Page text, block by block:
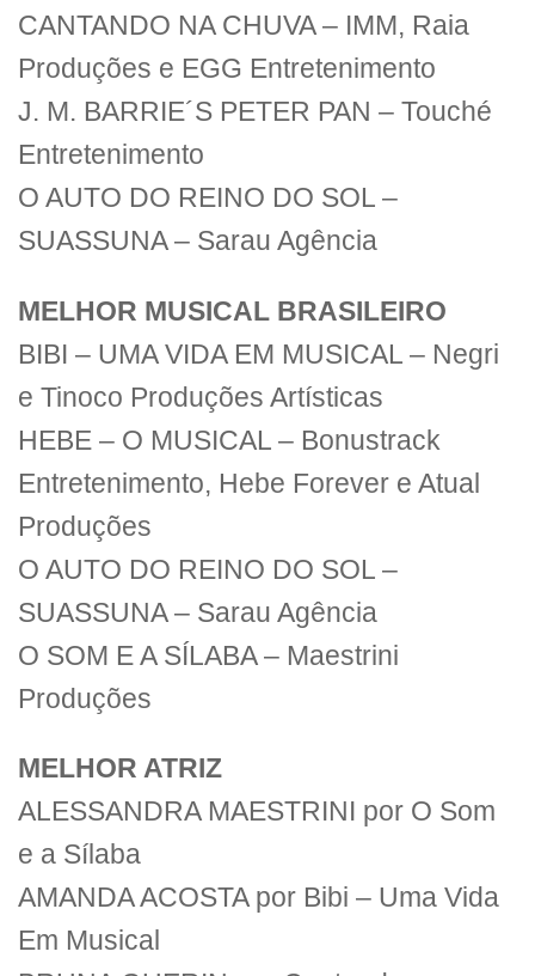
CANTANDO NA CHUVA – IMM, Raia
Produções e EGG Entretenimento
J. M. BARRIE´S PETER PAN – Touché
Entretenimento
O AUTO DO REINO DO SOL –
SUASSUNA – Sarau Agência
MELHOR MUSICAL BRASILEIRO
BIBI – UMA VIDA EM MUSICAL – Negri
e Tinoco Produções Artísticas
HEBE – O MUSICAL – Bonustrack
Entretenimento, Hebe Forever e Atual
Produções
O AUTO DO REINO DO SOL –
SUASSUNA – Sarau Agência
O SOM E A SÍLABA – Maestrini
Produções
MELHOR ATRIZ
ALESSANDRA MAESTRINI por O Som
e a Sílaba
AMANDA ACOSTA por Bibi – Uma Vida
Em Musical